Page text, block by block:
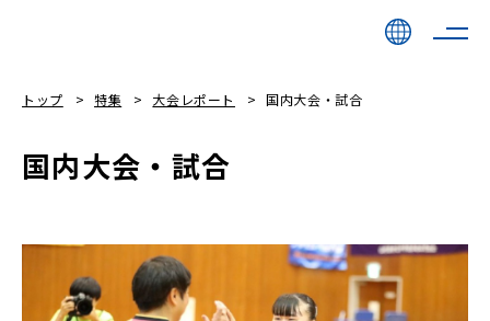
トップ 特集 大会レポート 国内大会・試合
国内大会・試合